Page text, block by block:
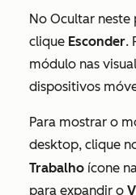
No Ocultar
clique Esconder.
módulo nas
dispositivos
Para mostrar o
desktop, clique
Trabalho ícone
para expandir o